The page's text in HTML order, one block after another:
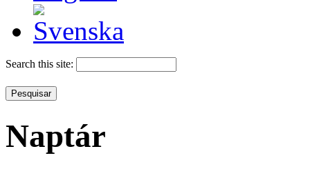
Search this site:
Naptár